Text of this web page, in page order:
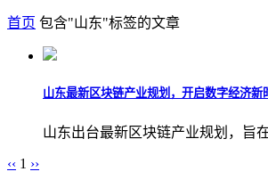
首页 包含"山东"标签的文章
山东最新区块链产业规划，开启数字经济新
山东出台最新区块链产业规划，旨
‹‹ 1 ››